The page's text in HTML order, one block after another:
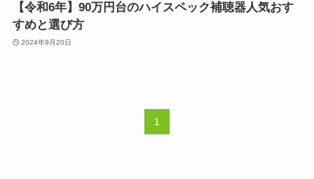
【令和6年】90万円台のハイスペック補聴器人気おす
すめと選び方
2024年9月20日
1